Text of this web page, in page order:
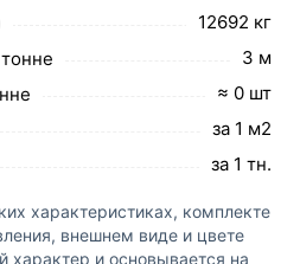
12692 кг
3 м
≈ 0 шт
за 1 м2
за 1 тн.
характеристиках, комплекте
внешнем виде и цвете
характер и основывается на